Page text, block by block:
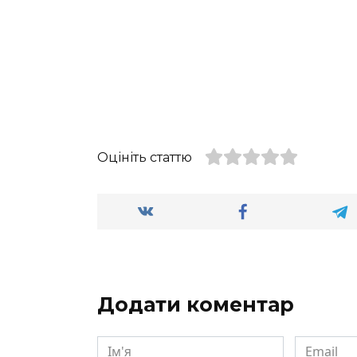
Оцініть статтю
Додати коментар
Ім'я Email